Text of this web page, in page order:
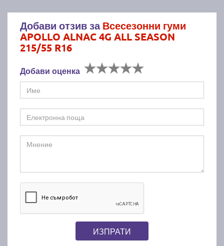
Добави отзив заВсесезонни гуми
APOLLO ALNAC 4G ALL SEASON
215/55 R16
Добави оценка
ИЗПРАТИ